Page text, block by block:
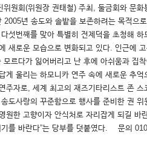
위원회(위원장 권태철) 주최, 둘금회와 문
년 송도와 솔밭을 보존하려는 목적으
섯번째를 맞아 특별히 전제덕을 초청해
새로운 모습으로 변화되고 있다. 인근에
모르다가 잃어버리고 난 후에 아쉬움과 집
게 울리는 하모니카 연주 속에 새로운 추
주자로, 세계 최고의 재즈기타리스트 존
도사랑의 꾸준함으로 행사를 준비한 권
원한 고향이자 안식처로 자리잡게 되길
기를 바란다”는 당부를 덧붙였다. 문의